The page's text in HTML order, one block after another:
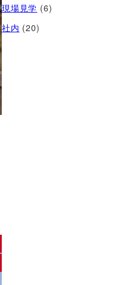
現場見学 (6)
社内 (20)